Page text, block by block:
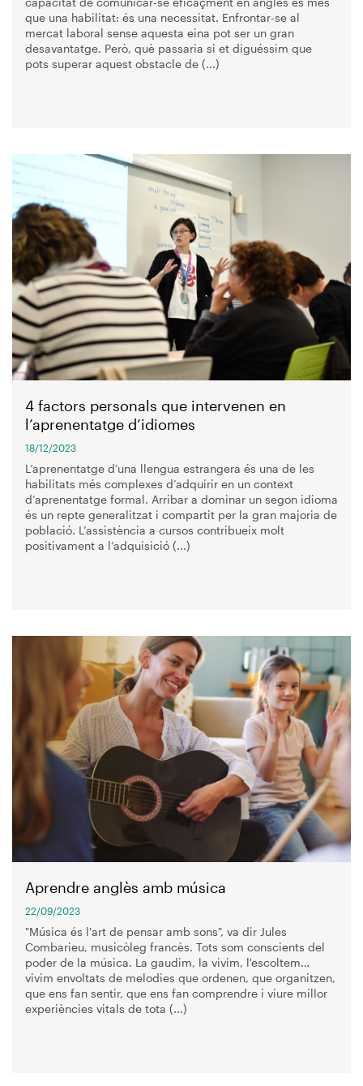
que una habilitat: és una necessitat. Enfrontar-se al
mercat laboral sense aquesta eina pot ser un gran
desavantatge. Però, què passaria si et diguéssim que
pots superar aquest obstacle de (...)
Imagen
4 factors personals que intervenen en
l’aprenentatge d’idiomes
18/12/2023
L’aprenentatge d’una llengua estrangera és una de les
habilitats més complexes d’adquirir en un context
d’aprenentatge formal. Arribar a dominar un segon idioma
és un repte generalitzat i compartit per la gran majoria de
població. L’assistència a cursos contribueix molt
positivament a l’adquisició (...)
Aprendre anglès amb música
22/09/2023
"Música és l'art de pensar amb sons", va dir Jules
Combarieu, musicòleg francès. Tots som conscients del
poder de la música. La gaudim, la vivim, l'escoltem…
vivim envoltats de melodies que ordenen, que organitzen,
que ens fan sentir, que ens fan comprendre i viure millor
experiències vitals de tota (...)